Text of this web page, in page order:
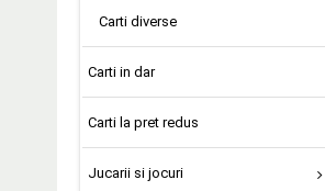
Carti diverse
Carti in dar
Carti la pret redus
Jucarii si jocuri